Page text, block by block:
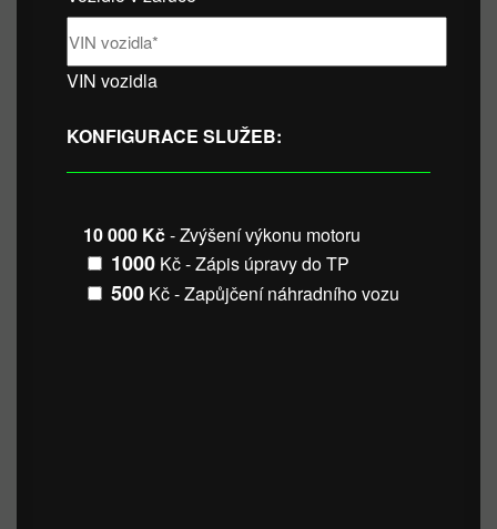
VIN vozidla
KONFIGURACE SLUŽEB:
10 000 Kč- Zvýšení výkonu motoru
1000 Kč - Zápis úpravy do TP
500 Kč - Zapůjčení náhradního vozu